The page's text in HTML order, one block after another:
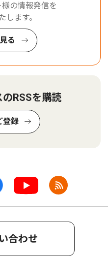
の情報発信を
します。
る
RSSを購読
登録
合わせ